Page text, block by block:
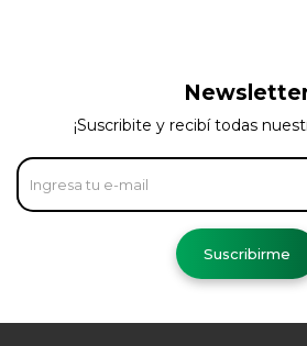
¡Suscribite y recibí todas
Suscribirme